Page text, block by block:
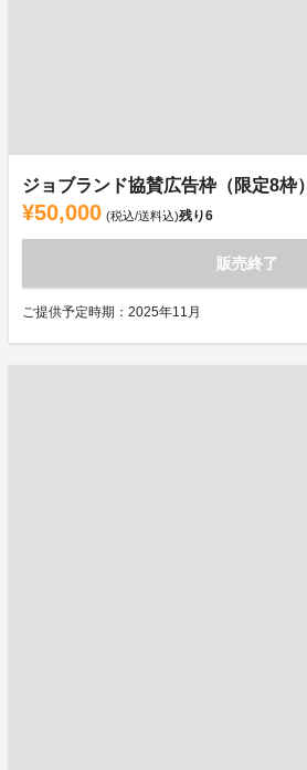
ジョブランド協賛広告枠（限定8枠）
¥50,000 (税込/送料込)残り6
販売終了
ご提供予定時期：2025年11月